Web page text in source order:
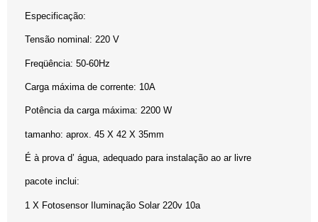
Especificação:
Tensão nominal: 220 V
Freqüência: 50-60Hz
Carga máxima de corrente: 10A
Potência da carga máxima: 2200 W
tamanho: aprox. 45 X 42 X 35mm
É à prova d’ água, adequado para instalação ao ar livre
pacote inclui:
1 X Fotosensor Iluminação Solar 220v 10a